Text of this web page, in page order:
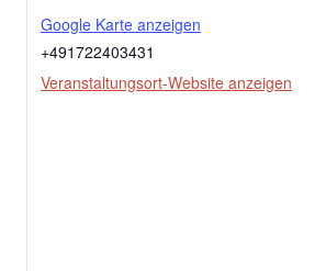
Google Karte anzeigen
+491722403431
Veranstaltungsort-Website anzeigen